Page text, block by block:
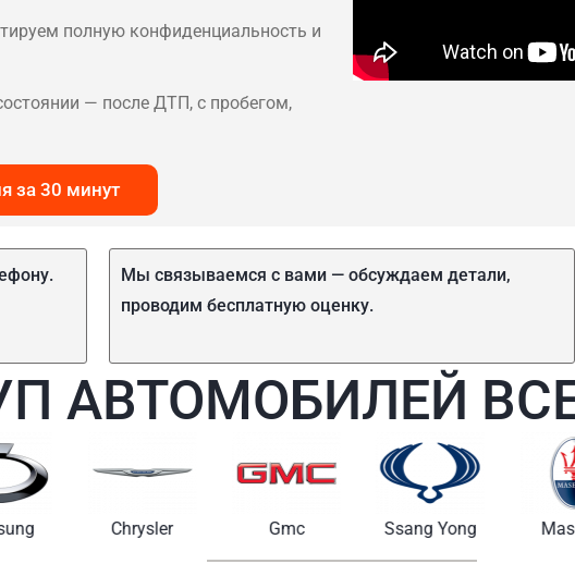
полную конфиденциальность и
— после ДТП, с пробегом,
за 30 минут
Мы связываемся с вами — обсуждаем детали,
проводим бесплатную оценку.
АВТОМОБИЛЕЙ
Chrysler Gmc Ssang Yong